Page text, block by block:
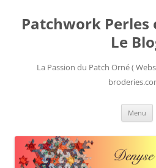
Patchwork Perles
Le
La Passion du Patch Orné (
Menu